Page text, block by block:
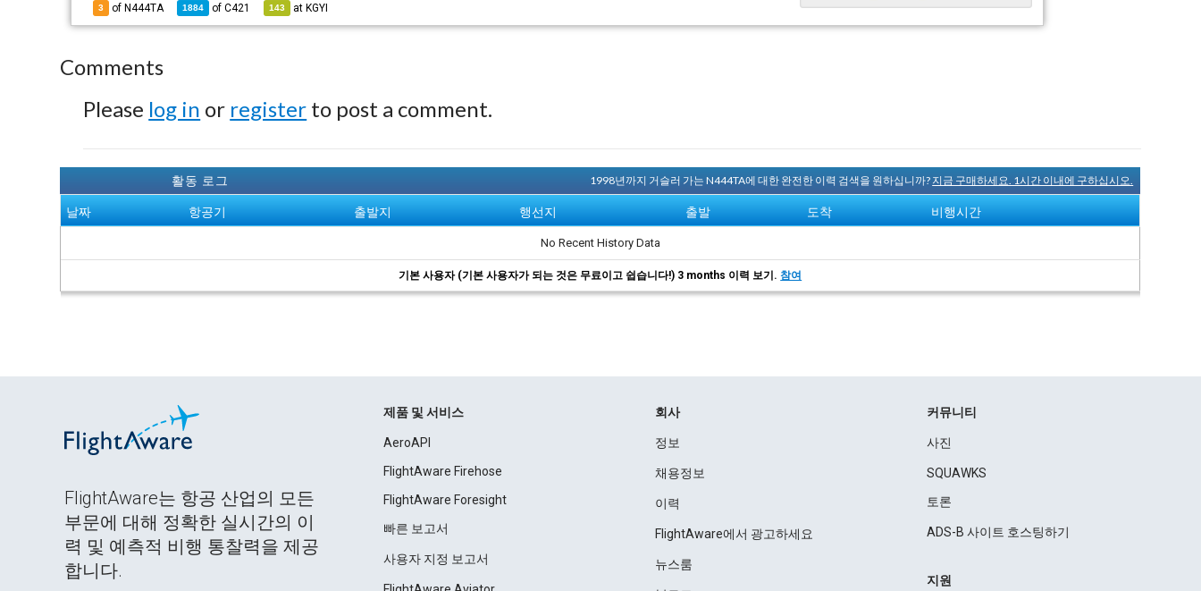
3 of N444TA 1884 ofC421 143 at KGYI
Comments
Please log in or register to post a comment.
활동 로그 1998년까지 거슬러 가는 N444TA에 대한 완전한 이력 검색을 원하십니까? 지금 구매하세요. 1시간 이내에 구하십시오.
날짜 항공기 출발지 행선지 출발 도착 비행시간
No Recent History Data
기본 사용자 (기본 사용자가 되는 것은 무료이고 쉽습니다!) 3 months 이력 보기.참여
FlightAware는 항공 산업의 모든
부문에 대해 정확한 실시간의 이
력 및 예측적 비행 통찰력을 제공
합니다.
제품 및 서비스
AeroAPI
FlightAware Firehose
FlightAware Foresight
빠른 보고서
사용자 지정 보고서
회사
정보
채용정보
이력
FlightAware에서 광고하세요
뉴스룸
커뮤니티
사진
SQUAWKS
토론
ADS-B 사이트 호스팅하기
지원